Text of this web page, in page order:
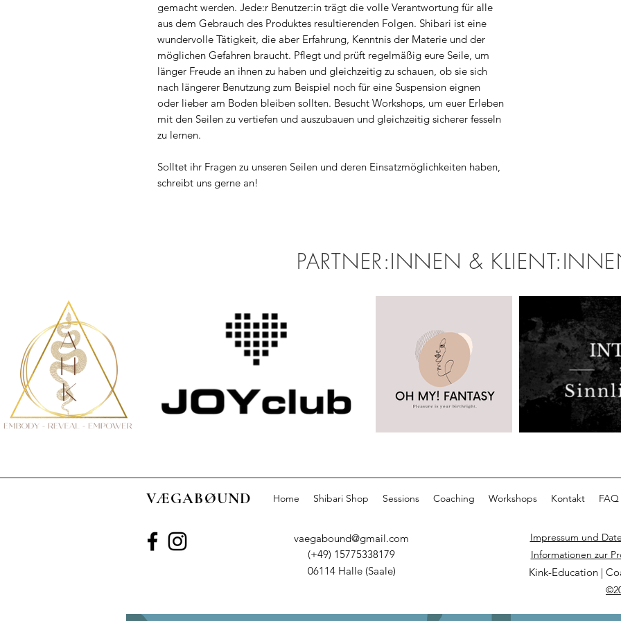
gemacht werden. Jede:r Benutzer:in trägt die volle Verantwortung für alle
aus dem Gebrauch des Produktes resultierenden Folgen. Shibari ist eine
wundervolle Tätigkeit, die aber Erfahrung, Kenntnis der Materie und der
möglichen Gefahren braucht. Pflegt und prüft regelmäßig eure Seile, um
länger Freude an ihnen zu haben und gleichzeitig zu schauen, ob sie sich
nach längerer Benutzung zum Beispiel noch für eine Suspension eignen
oder lieber am Boden bleiben sollten. Besucht Workshops, um euer Erleben
mit den Seilen zu vertiefen und auszubauen und gleichzeitig sicherer fesseln
zu lernen.
Solltet ihr Fragen zu unseren Seilen und deren Einsatzmöglichkeiten haben,
schreibt uns gerne an!
PARTNER:INNEN &
VÆGABØUND Home Shibari Shop Sessions Coaching Workshops Kontakt FAQ
vaegabound@gmail.com
(+49) 15775338179
06114 Halle (Saale)
Impressum und
Informationen zur
Kink-Education |